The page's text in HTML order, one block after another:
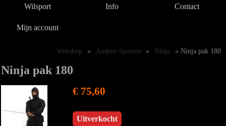
Wilsport Info Contact
Mijn account
Webshop » Andere Sporten » Ninja » Ninja pak 180
Ninja pak 180
€ 75,60
Uitverkocht